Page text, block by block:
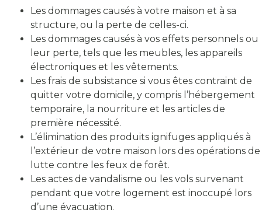
Les dommages causés à votre maison et à sa
structure, ou la perte de celles-ci.
Les dommages causés à vos effets personnels ou
leur perte, tels que les meubles, les appareils
électroniques et les vêtements.
Les frais de subsistance si vous êtes contraint de
quitter votre domicile, y compris l’hébergement
temporaire, la nourriture et les articles de
première nécessité.
L’élimination des produits ignifuges appliqués à
l’extérieur de votre maison lors des opérations de
lutte contre les feux de forêt.
Les actes de vandalisme ou les vols survenant
pendant que votre logement est inoccupé lors
d’une évacuation.